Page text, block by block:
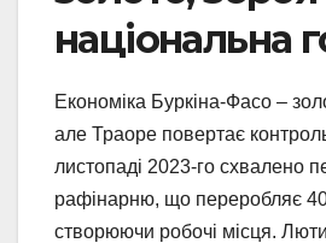
національна
Економіка Буркіна-Фасо –
але Траоре повертає
листопаді 2023-го схвалено
рафінарню, що переробляє
створюючи робочі місця.